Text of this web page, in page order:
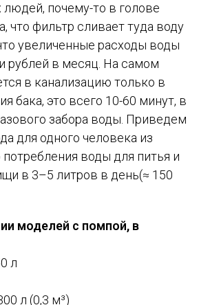
людей, почему-то в голове
что фильтр сливает туда воду
увеличенные расходы воды
рублей в месяц. На самом
в канализацию только в
бака, это всего 10-60 минут, в
забора воды. Приведем
для одного человека из
потребления воды для питья и
в 3–5 литров в день(≈ 150
моделей с помпой, в
л
л (0,3 м³)